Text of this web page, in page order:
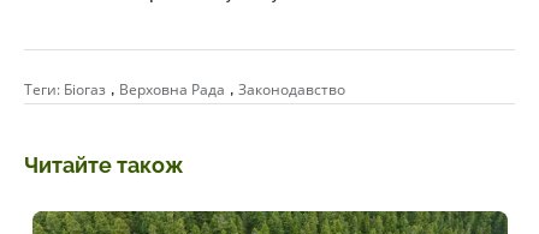
Теги: Біогаз , Верховна Рада , Законодавство
Читайте також